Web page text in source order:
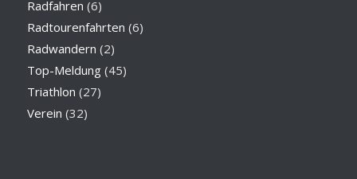
Radfahren (6)
Radtourenfahrten (6)
Radwandern (2)
Top-Meldung(45)
Triathlon (27)
Verein (32)